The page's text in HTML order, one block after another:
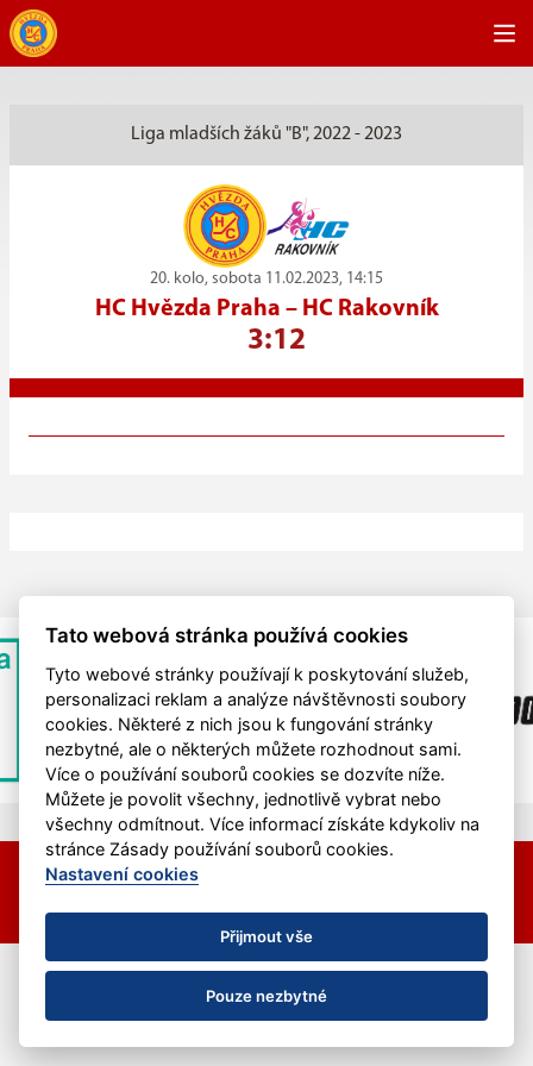
Liga mladších žáků "B", 2022 - 2023
20. kolo, sobota 11.02.2023, 14:15
HC Hvězda Praha – HC Rakovník
3:12
© 2026 HC Hvězda Praha &
RSS
Tato webová stránka používá cookies
Tyto webové stránky používají k poskytování služeb,
personalizaci reklam a analýze návštěvnosti soubory
cookies. Některé z nich jsou k fungování stránky
nezbytné, ale o některých můžete rozhodnout sami.
Více o používání souborů cookies se dozvíte níže.
Můžete je povolit všechny, jednotlivě vybrat nebo
všechny odmítnout. Více informací získáte kdykoliv na
stránce Zásady používání souborů cookies.
Nastavení cookies
Přijmout vše
Pouze nezbytné